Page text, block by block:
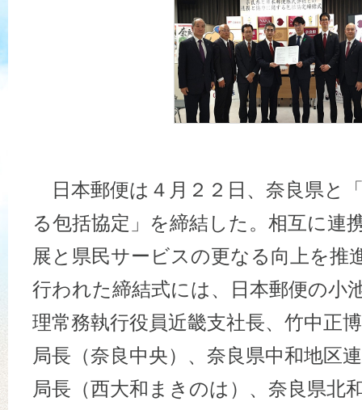
日本郵便は４月２２日、奈良県と
る包括協定」を締結した。相互に連
展と県民サービスの更なる向上を推
行われた締結式には、日本郵便の小
理常務執行役員近畿支社長、竹中正
局長（奈良中央）、奈良県中和地区
局長（西大和まきのは）、奈良県北